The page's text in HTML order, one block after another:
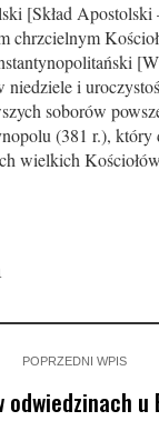
[Skład
chrzcielnym
niedziele i
soborów
(381 r.), który
wielkich
POPRZEDNI WPIS
odwiedzinach u